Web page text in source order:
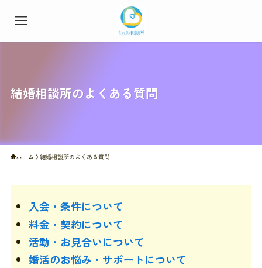
結婚相談所のよくある質問
ホーム 結婚相談所のよくある質問
入会・条件について
料金・契約について
活動・お見合いについて
婚活のお悩み・サポートについて